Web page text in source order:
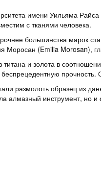
имени Уильяма
с тканями человека.
большинства марок
Моросан (Emilia Morosan),
титана и золота в
прочность.
размолоть образец из
алмазный инструмент, но и